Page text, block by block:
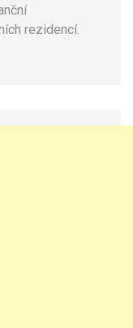
rezidencí.